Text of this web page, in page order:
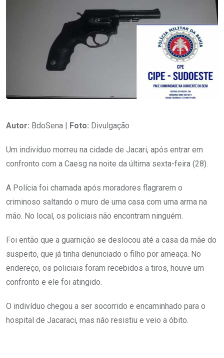
Autor: BdoSena | Foto: Divulgação
Um indivíduo morreu na cidade de Jacari, após entrar em
confronto com a Caesg na noite da última sexta-feira (28).
A Polícia foi chamada após moradores flagrarem o
criminoso saltando o muro de uma casa com uma arma na
mão. No local, os policiais não encontram ninguém.
Foi então que a guarnição se deslocou até a casa da mãe do
suspeito, que já tinha denunciado o filho por ameaça. No
endereço, os policiais foram recebidos a tiros, houve um
confronto e ele foi atingido.
O indivíduo chegou a ser socorrido e encaminhado para o
hospital de Jacaraci, mas não resistiu e veio a óbito.